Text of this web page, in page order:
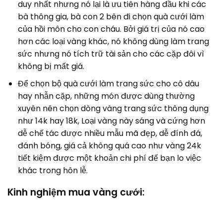
duy nhất nhưng nó lại là ưu tiên hàng đầu khi các
bà thông gia, bà con 2 bên đi chọn quà cưới làm
của hồi môn cho con cháu. Bởi giá trị của nó cao
hơn các loại vàng khác, nó không dùng làm trang
sức nhưng nó tích trữ tài sản cho các cặp đôi vì
không bị mất giá.
Để chọn bộ quà cưới làm trang sức cho cô dâu
hay nhẫn cặp, những món được dùng thường
xuyên nên chọn dòng vàng trang sức thông dụng
như 14k hay 18k, Loại vàng này sáng và cứng hơn
dễ chế tác được nhiều mẫu mã đẹp, dễ đính đá,
đánh bóng, giá cả không quá cao như vàng 24k
tiết kiệm được một khoản chi phí để bạn lo việc
khác trong hôn lễ.
Kinh nghiệm mua vàng cưới: